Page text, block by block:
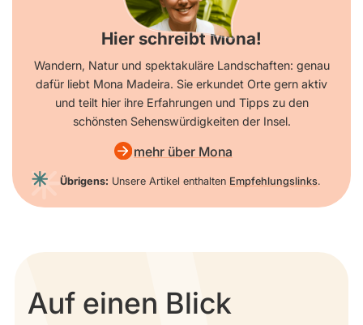
Hier schreibt Mona!
Wandern, Natur und spektakuläre Landschaften: genau
dafür liebt Mona Madeira. Sie erkundet Orte gern aktiv
und teilt hier ihre Erfahrungen und Tipps zu den
schönsten Sehenswürdigkeiten der Insel.
mehr über Mona
Übrigens: Unsere Artikel enthalten Empfehlungslinks.
Auf einen Blick